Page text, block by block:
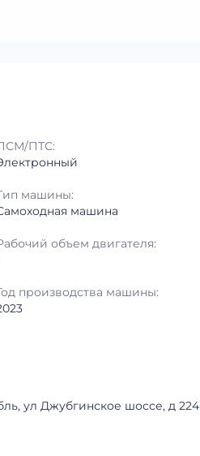
ПТС:
машины:
машина
объем двигателя:
производства машины:
ул Джубгинское шоссе, д 224